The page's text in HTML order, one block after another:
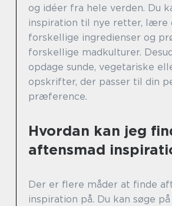
og idéer fra hele verden. Du
inspiration til nye retter, lære
forskellige ingredienser og
forskellige madkulturer.
opdage sunde, vegetariske
opskrifter, der passer til din
præference.
Hvordan kan jeg
aftensmad
Der er flere måder at finde
inspiration på. Du kan søge